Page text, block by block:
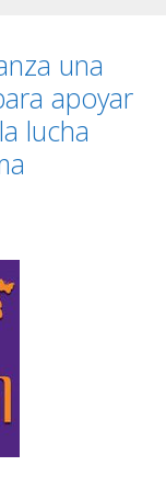
una
apoyar
lucha